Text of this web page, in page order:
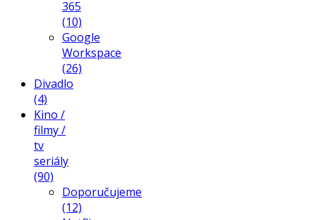
365
(10)
Google
Workspace
(26)
Divadlo
(4)
Kino /
filmy /
tv
seriály
(90)
Doporučujeme
(12)